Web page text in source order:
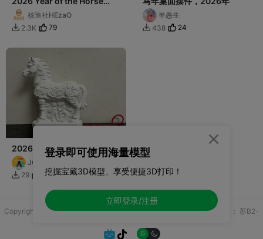
rotating decoration 2026
马年旋转摆件
核造社HEzaO
 2.3K 79
半愚生
 438 24
2026 马年大福马 立体
JOJO09
 29 3
Copyright © 2025 无锡控博科技有限公司 版权所有增值电信业务许可证： 苏B2-
 
登录即可使用海量模型
挖掘宝藏3D模型、享受便捷3D打印！
立即登录/注册
